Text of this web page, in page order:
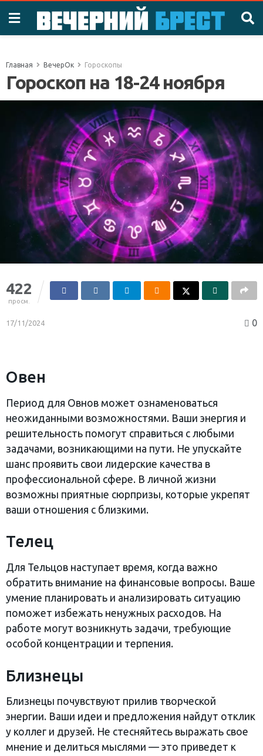
Главная ВечерОк Гороскопы
Гороскоп на 18-24 ноября
422
просм.
17/11/2024 0
Овен
Период для Овнов может ознаменоваться
неожиданными возможностями. Ваши энергия и
решительность помогут справиться с любыми
задачами, возникающими на пути. Не упускайте
шанс проявить свои лидерские качества в
профессиональной сфере. В личной жизни
возможны приятные сюрпризы, которые укрепят
ваши отношения с близкими.
Телец
Для Тельцов наступает время, когда важно
обратить внимание на финансовые вопросы. Ваше
умение планировать и анализировать ситуацию
поможет избежать ненужных расходов. На
работе могут возникнуть задачи, требующие
особой концентрации и терпения.
Близнецы
Близнецы почувствуют прилив творческой
энергии. Ваши идеи и предложения найдут отклик
у коллег и друзей. Не стесняйтесь выражать свое
мнение и делиться мыслями — это приведет к